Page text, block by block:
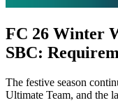
FC 26 Winter
SBC:
The festive season
Ultimate Team, and the